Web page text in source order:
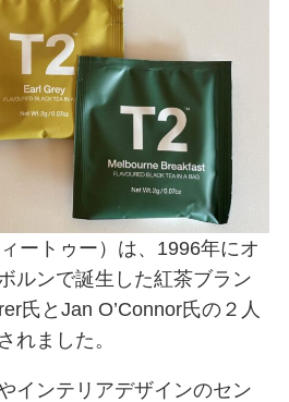
ートゥー）は、1996年にオ
ルンで誕生した紅茶ブラン
氏とJan O’Connor氏の２人
れました。
インテリアデザインのセン